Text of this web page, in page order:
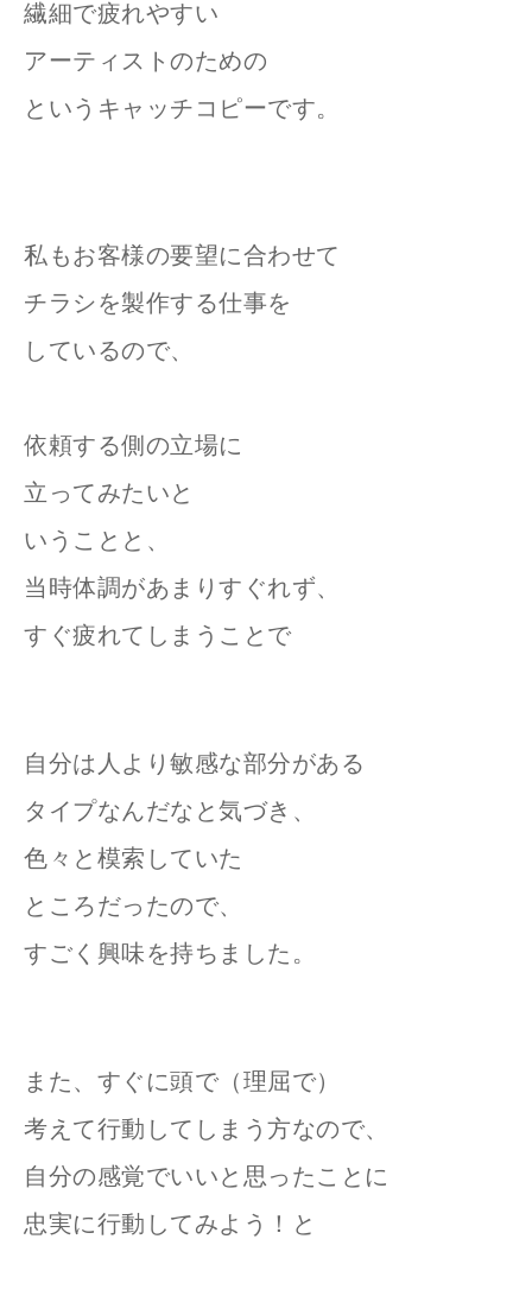
繊細で疲れやすい
アーティストのための
というキャッチコピーです。
私もお客様の要望に合わせて
チラシを製作する仕事を
しているので、
依頼する側の立場に
立ってみたいと
いうことと、
当時体調があまりすぐれず、
すぐ疲れてしまうことで
自分は人より敏感な部分がある
タイプなんだなと気づき、
色々と模索していた
ところだったので、
すごく興味を持ちました。
また、すぐに頭で（理屈で）
考えて行動してしまう方なので、
自分の感覚でいいと思ったことに
忠実に行動してみよう！と